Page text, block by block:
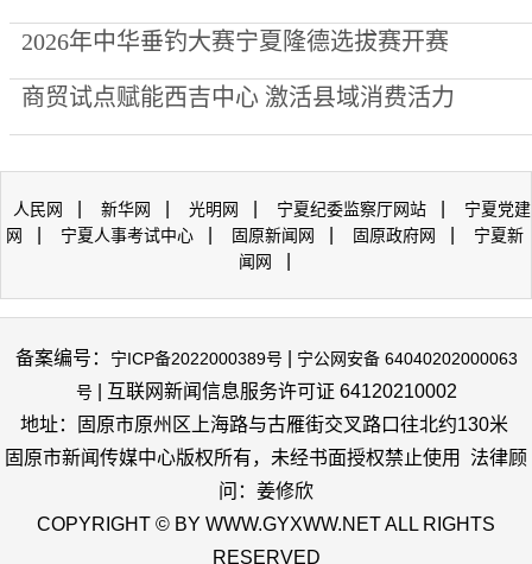
2026年中华垂钓大赛宁夏隆德选拔赛开赛
商贸试点赋能西吉中心 激活县域消费活力
人民网 新华网 光明网 宁夏纪委监察厅网站
宁夏党建
网
宁夏人事考试中心 固原新闻网 固原政府网
宁夏新
闻网
备案编号： 宁ICP备2022000389号
宁公网安备 64040202000063
号 | 互联网新闻信息服务许可证 64120210002
地址：固原市原州区上海路与古雁街交叉路口往北约130米
固原市新闻传媒中心版权所有，未经书面授权禁止使用 法律顾
问：姜修欣
COPYRIGHT © BY WWW.GYXWW.NET ALL RIGHTS
RESERVED